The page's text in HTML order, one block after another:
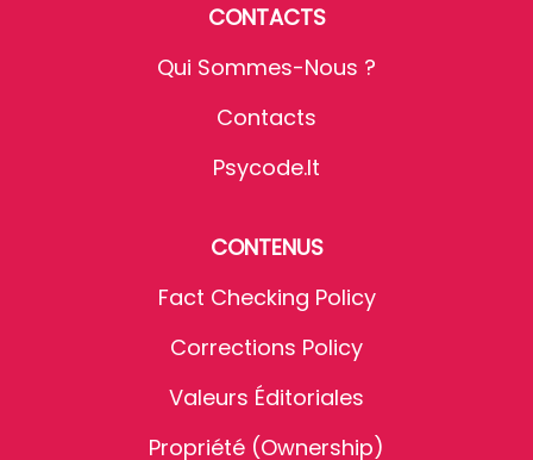
CONTACTS
Qui Sommes-Nous ?
Contacts
Psycode.it
CONTENUS
Fact Checking Policy
Corrections Policy
Valeurs Éditoriales
Propriété (Ownership)